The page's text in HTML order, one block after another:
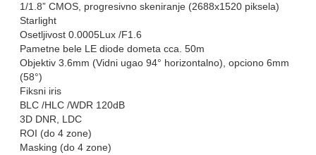
1/1.8” CMOS, progresivno skeniranje (2688x1520 piksela)
Starlight
Osetljivost 0.0005Lux /F1.6
Pametne bele LE diode dometa cca. 50m
Objektiv 3.6mm (Vidni ugao 94° horizontalno), opciono 6mm
(58°)
Fiksni iris
BLC /HLC /WDR 120dB
3D DNR, LDC
ROI (do 4 zone)
Masking (do 4 zone)